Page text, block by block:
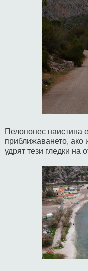
Пелопонес наистина
приближаването, ако
удрят тези гледки на